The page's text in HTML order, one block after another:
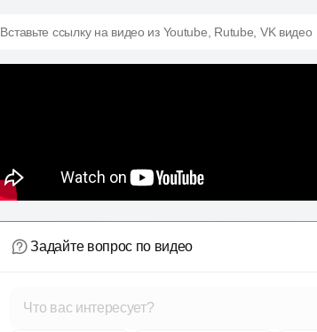
Вставьте ссылку на видео из Youtube, Rutube, VK видео
Задайте вопрос по видео
Что вас интересует?